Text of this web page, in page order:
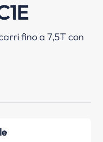
fino a 7,5T con